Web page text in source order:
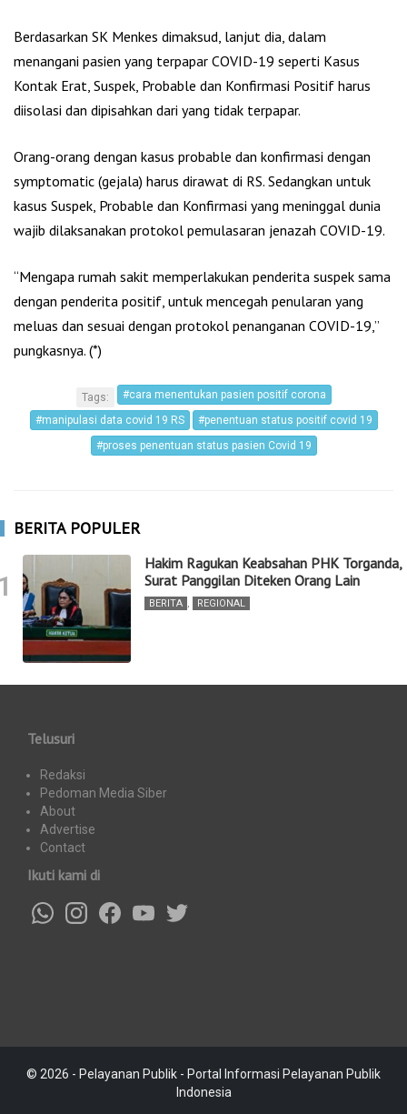
Berdasarkan SK Menkes dimaksud, lanjut dia, dalam
menangani pasien yang terpapar COVID-19 seperti Kasus
Kontak Erat, Suspek, Probable dan Konfirmasi Positif harus
diisolasi dan dipisahkan dari yang tidak terpapar.
Orang-orang dengan kasus probable dan konfirmasi dengan
symptomatic (gejala) harus dirawat di RS. Sedangkan untuk
kasus Suspek, Probable dan Konfirmasi yang meninggal dunia
wajib dilaksanakan protokol pemulasaran jenazah COVID-19.
“Mengapa rumah sakit memperlakukan penderita suspek sama
dengan penderita positif, untuk mencegah penularan yang
meluas dan sesuai dengan protokol penanganan COVID-19,”
pungkasnya. (*)
Tags:
#cara menentukan pasien positif corona
#manipulasi data covid 19 RS
#penentuan status positif covid 19
#proses penentuan status pasien Covid 19
BERITA POPULER
Hakim Ragukan Keabsahan PHK Torganda,
Surat Panggilan Diteken Orang Lain
BERITA REGIONAL
Telusuri
Redaksi
Pedoman Media Siber
About
Advertise
Contact
Ikuti kami di
© 2026 - Pelayanan Publik - Portal Informasi Pelayanan Publik
Indonesia